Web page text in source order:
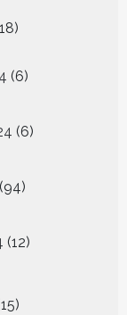
1818
66
6
producten
9494
12
producten
15